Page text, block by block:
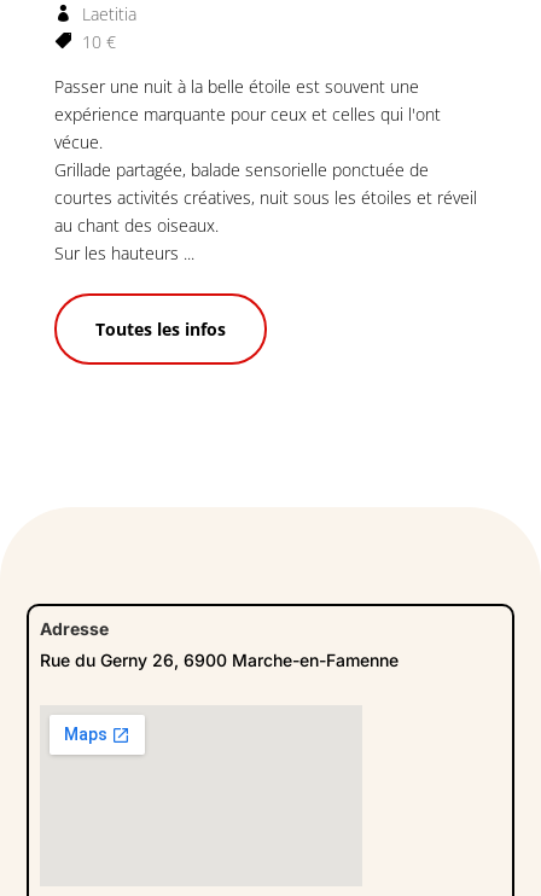
Laetitia
10 €
Passer une nuit à la belle étoile est souvent une
expérience marquante pour ceux et celles qui l'ont
vécue.
Grillade partagée, balade sensorielle ponctuée de
courtes activités créatives, nuit sous les étoiles et réveil
au chant des oiseaux.
Sur les hauteurs ...
Toutes les infos
Adresse
Rue du Gerny 26, 6900 Marche-en-Famenne